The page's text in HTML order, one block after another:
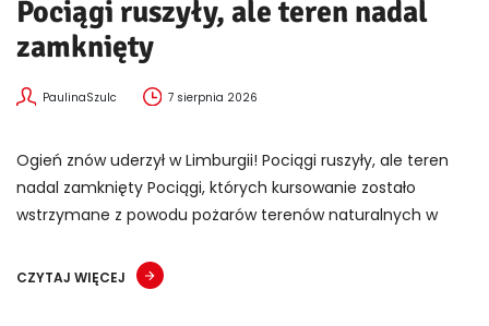
Pociągi ruszyły, ale teren nadal
zamknięty
PaulinaSzulc 7 sierpnia 2026
Ogień znów uderzył w Limburgii! Pociągi ruszyły, ale teren
nadal zamknięty Pociągi, których kursowanie zostało
wstrzymane z powodu pożarów terenów naturalnych w
CZYTAJ WIĘCEJ